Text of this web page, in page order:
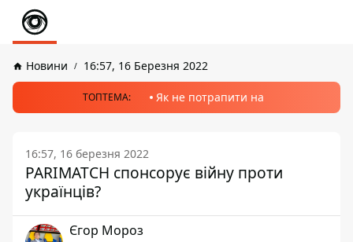
Новини 16:57, 16 Березня 2022
ТОПТЕМА: Як не потрапити на
16:57, 16 березня 2022
PARIMATCH спонсорує війну проти
українців?
Єгор Мороз